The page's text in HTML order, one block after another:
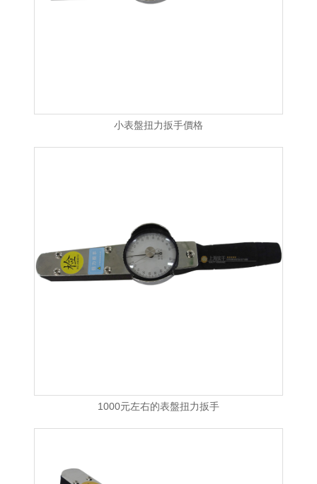
小表盤扭力扳手價格
1000元左右的表盤扭力扳手